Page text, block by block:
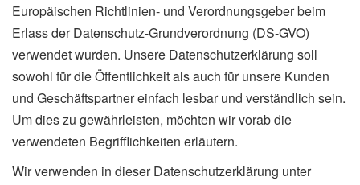
Europäischen Richtlinien- und Verordnungsgeber beim
Erlass der Datenschutz-Grundverordnung (DS-GVO)
verwendet wurden. Unsere Datenschutzerklärung soll
sowohl für die Öffentlichkeit als auch für unsere Kunden
und Geschäftspartner einfach lesbar und verständlich sein.
Um dies zu gewährleisten, möchten wir vorab die
verwendeten Begrifflichkeiten erläutern.
Wir verwenden in dieser Datenschutzerklärung unter